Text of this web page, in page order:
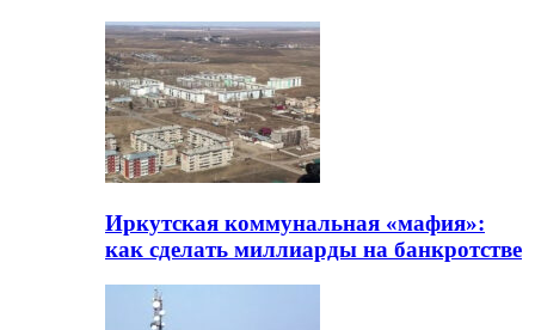
Иркутская коммунальная «мафия»:
как сделать миллиарды на банкротстве